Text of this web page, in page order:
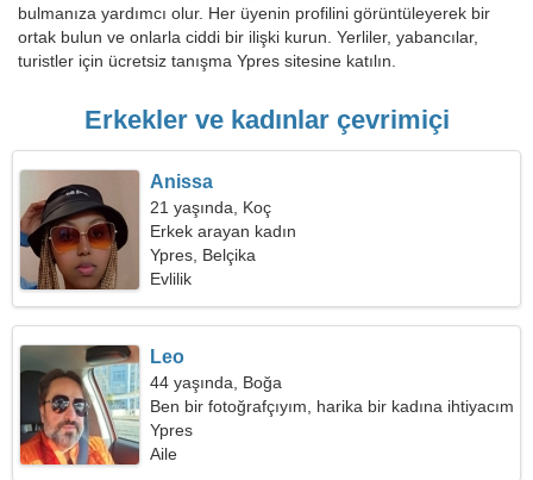
bulmanıza yardımcı olur. Her üyenin profilini görüntüleyerek bir
ortak bulun ve onlarla ciddi bir ilişki kurun. Yerliler, yabancılar,
turistler için ücretsiz tanışma Ypres sitesine katılın.
Erkekler ve kadınlar çevrimiçi
Anissa
21 yaşında, Koç
Erkek arayan kadın
Ypres, Belçika
Evlilik
Leo
44 yaşında, Boğa
Ben bir fotoğrafçıyım, harika bir kadına ihtiyacım
var
Ypres
Aile